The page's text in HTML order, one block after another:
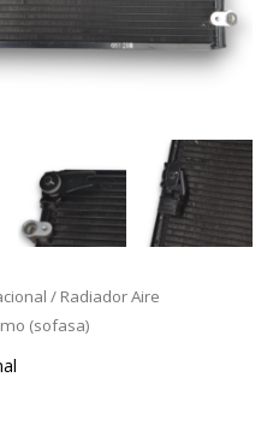
/ Radiador Aire
(sofasa)